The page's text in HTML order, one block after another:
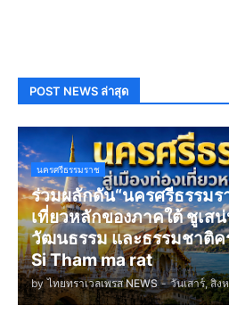
POST NEWS ล่าสุด
นครศรีธรรมราช
ร่วมผลักดัน“นครศรีธรรมร
เที่ยวหลักของภาคใต้ ชูเส
วัฒนธรรม และธรรมชาติค
Si Tham ma rat
by ไทยทราเวลเพรส NEWS - วันเสาร์, สิง